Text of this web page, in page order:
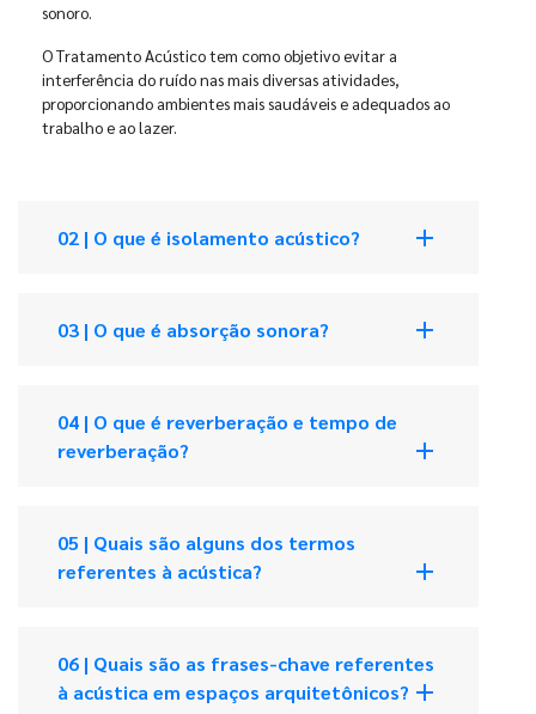
sonoro.
O Tratamento Acústico tem como objetivo evitar a
interferência do ruído nas mais diversas atividades,
proporcionando ambientes mais saudáveis e adequados ao
trabalho e ao lazer.
02 | O que é isolamento acústico? add
03 | O que é absorção sonora? add
04 | O que é reverberação e tempo de
reverberação?
add
05 | Quais são alguns dos termos
referentes à acústica?
add
06 | Quais são as frases-chave referentes
à acústica em espaços arquitetônicos? add